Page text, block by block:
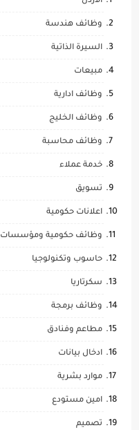
وظائف هندسة
السيرة الذاتية
مبيعات
وظائف ادارية
وظائف الخليج
وظائف محاسبة
خدمة عملاء
تسويق
اعلانات حكومية
وظائف حكومية ومؤسسات
حاسوب وتكنولوجيا
سكرتاريا
وظائف برمجة
مطاعم وفنادق
ادخال بيانات
موارد بشرية
امين مستودع
تصميم